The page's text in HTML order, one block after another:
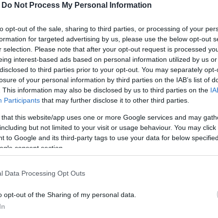
Do Not Process My Personal Information
opt-out of the sale, sharing to third parties, or processing of your
for targeted advertising by us, please use the below opt-out
selection. Please note that after your opt-out request is processed
interest-based ads based on personal information utilized by us
to third parties prior to your opt-out. You may separately
of your personal information by third parties on the IAB’s list of
This information may also be disclosed by us to third parties on the
Participants that may further disclose it to other third parties.
that this website/app uses one or more Google services and may
but not limited to your visit or usage behaviour. You may
to Google and its third-party tags to use your data for below
consent section.
Data Processing Opt Outs
opt-out of the Sharing of my personal data.
és üzembe helyezéséért felelős tárca
Tanács ülésén.
"Számítunk a térségre, a Paks környéki
és szeretnénk, ha minden e körbe tartozó
- mondta Süli János.
település polgármesterei előtt hangsúlyozta, "jól
is".
a munkagépek, az első épületek kivitelezése zajlik.
tervezik benyújtani az engedélykérelmet a
értékben újítanak fel utakat Paks térségben és
költségvetési keretből jutottak
építenek, intézményeket újítanak fel,
is felelősen járt el, amikor úgy